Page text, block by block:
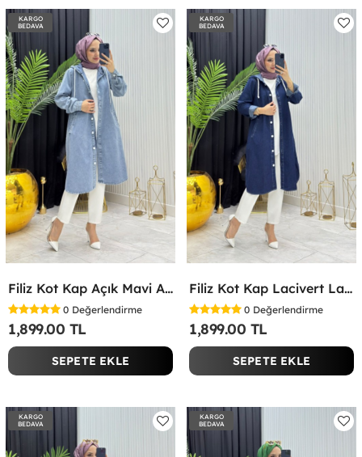
KARGO
BEDAVA
Filiz Kot Kap Açık Mavi Açık Mavi
0 Değerlendirme
1,899.00 TL
SEPETE EKLE
KARGO
BEDAVA
Filiz Kot Kap Lacivert Lacivert
0 Değerlendirme
1,899.00 TL
SEPETE EKLE
KARGO
BEDAVA
KARGO
BEDAVA